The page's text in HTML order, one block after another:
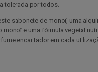
tolerada por todos.
sabonete de monoï, uma
e uma fórmula vegetal
encantador em cada